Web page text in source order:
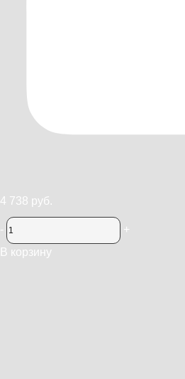
4 738 руб.
-
+
В корзину